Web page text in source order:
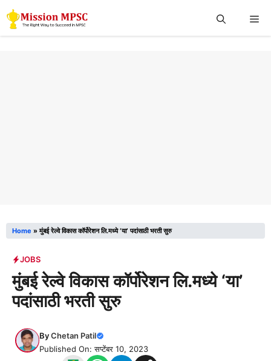
Skip
to
Home »मुंबई रेल्वे विकास कॉर्पोरेशन लि.मध्ये ‘या’ पदांसाठी भरती सुरु
JOBS
मुंबई रेल्वे विकास कॉर्पोरेशन लि.मध्ये ‘या’
पदांसाठी भरती सुरु
ByChetan Patil
Published On: सप्टेंबर 10, 2023